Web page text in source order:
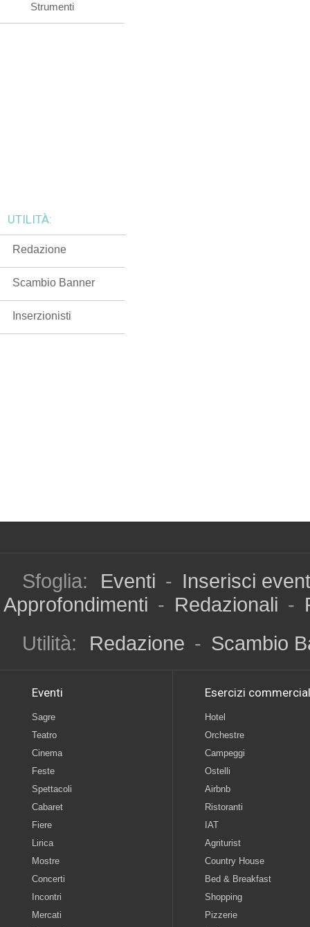
Strumenti
UTILITÀ:
Redazione
Scambio Banner
Inserzionisti
Sfoglia: Eventi - Inserisci
Approfondimenti - Redazionali -
Utilità:
Redazione - Scambio
Eventi
Sagre
Teatro
Cinema
Feste
Spettacoli
Cabaret
Fiere
Lirica
Mostre
Concerti
Incontri
Mercati
Esercizi
Hotel
Orchestre
Campeggi
Ostelli
Airbnb
Ristoranti
IAT
Agriturist
Country House
Bed & Breakfast
Shopping
Pizzerie